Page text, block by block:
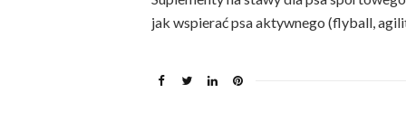
jak wspierać psa aktywnego (flyball,